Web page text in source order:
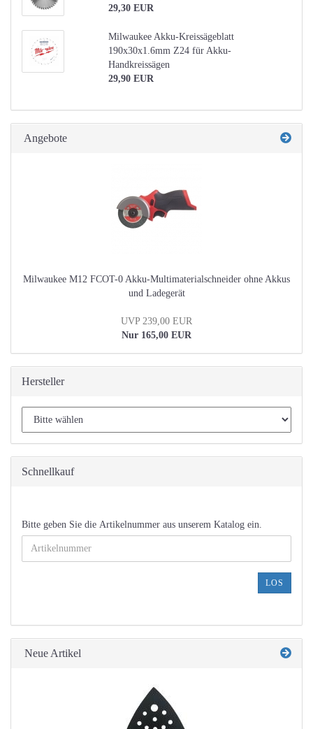
29,30 EUR
Milwaukee Akku-Kreissägeblatt
190x30x1.6mm Z24 für Akku-
Handkreissägen
29,90 EUR
Angebote
Milwaukee M12 FCOT-0 Akku-Multimaterialschneider ohne Akkus
und Ladegerät
UVP 239,00 EUR
Nur 165,00 EUR
Hersteller
Schnellkauf
BITTE
GEBEN
SIE
EIN.
Bitte geben Sie die Artikelnummer aus unserem Katalog ein.
LOS
Neue Artikel